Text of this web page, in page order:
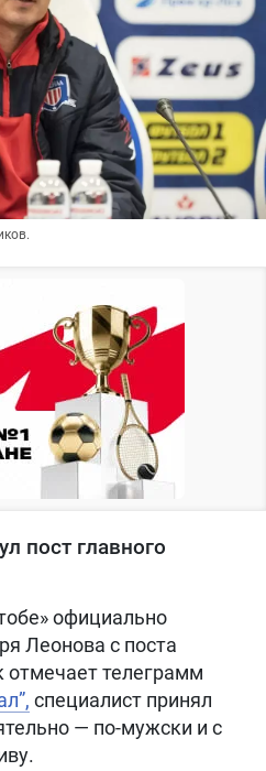
пост главного
официально
Леонова с поста
отмечает телеграмм
специалист принял
— по-мужски и с